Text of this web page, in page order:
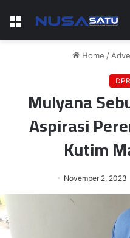
Menu
Home /
Mulyana
Aspirasi
Kutim
November 2, 2023